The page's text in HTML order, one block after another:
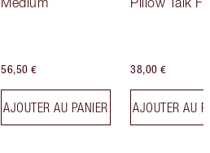
56,50 €
AJOUTER AU PANIER
38,00 €
AJOUTER AU